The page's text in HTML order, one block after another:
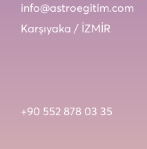
info@astroegitim.com
Karşıyaka / İZMİR
+90 552 878 03 35